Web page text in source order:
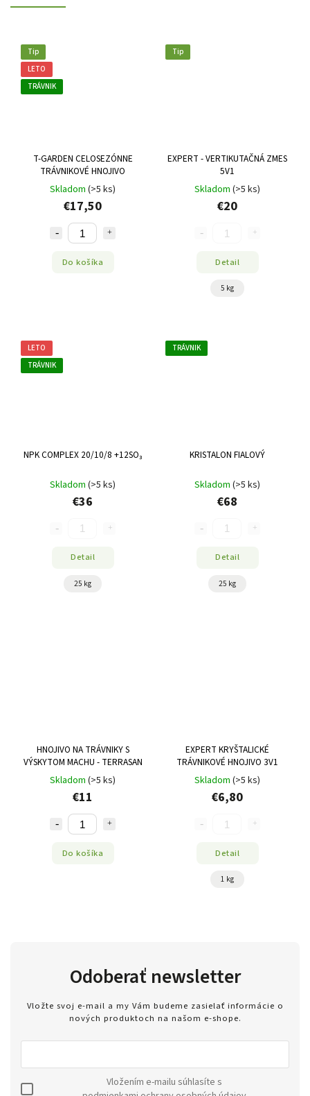
Tip
LETO
TRÁVNIK
T-GARDEN CELOSEZÓNNE
TRÁVNIKOVÉ HNOJIVO
Skladom (>5 ks)
€17,50
Do košíka
Tip
EXPERT - VERTIKUTAČNÁ ZMES
5V1
Skladom (>5 ks)
€20
Detail
5 kg
LETO
TRÁVNIK
NPK COMPLEX 20/10/8 +12SO₃
Skladom (>5 ks)
€36
Detail
25 kg
TRÁVNIK
KRISTALON FIALOVÝ
Skladom (>5 ks)
€68
Detail
25 kg
HNOJIVO NA TRÁVNIKY S
VÝSKYTOM MACHU - TERRASAN
Skladom (>5 ks)
€11
Do košíka
EXPERT KRYŠTALICKÉ
TRÁVNIKOVÉ HNOJIVO 3V1
Skladom (>5 ks)
€6,80
Detail
1 kg
Odoberať newsletter
Vložte svoj e-mail a my Vám budeme zasielať informácie o
nových produktoch na našom e-shope.